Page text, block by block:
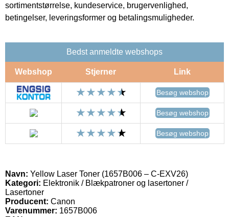
sortimentstørrelse, kundeservice, brugervenlighed,
betingelser, leveringsformer og betalingsmuligheder.
Bedst anmeldte webshops
Webshop Stjerner Link
Besøg webshop
Besøg webshop
Besøg webshop
Navn: Yellow Laser Toner (1657B006 – C-EXV26)
Kategori: Elektronik / Blækpatroner og lasertoner /
Lasertoner
Producent: Canon
Varenummer: 1657B006